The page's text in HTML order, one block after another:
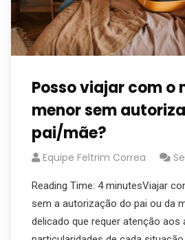
Posso viajar com o
menor sem
pai/mãe?
Equipe Feltrim Correa
Reading Time: 4 minutesViajar
sem a autorização do pai ou da
delicado que requer atenção aos